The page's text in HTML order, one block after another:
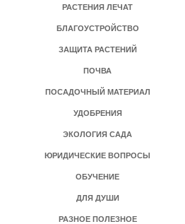
РАСТЕНИЯ ЛЕЧАТ
БЛАГОУСТРОЙСТВО
ЗАЩИТА РАСТЕНИЙ
ПОЧВА
ПОСАДОЧНЫЙ МАТЕРИАЛ
УДОБРЕНИЯ
ЭКОЛОГИЯ САДА
ЮРИДИЧЕСКИЕ ВОПРОСЫ
ОБУЧЕНИЕ
ДЛЯ ДУШИ
РАЗНОЕ ПОЛЕЗНОЕ